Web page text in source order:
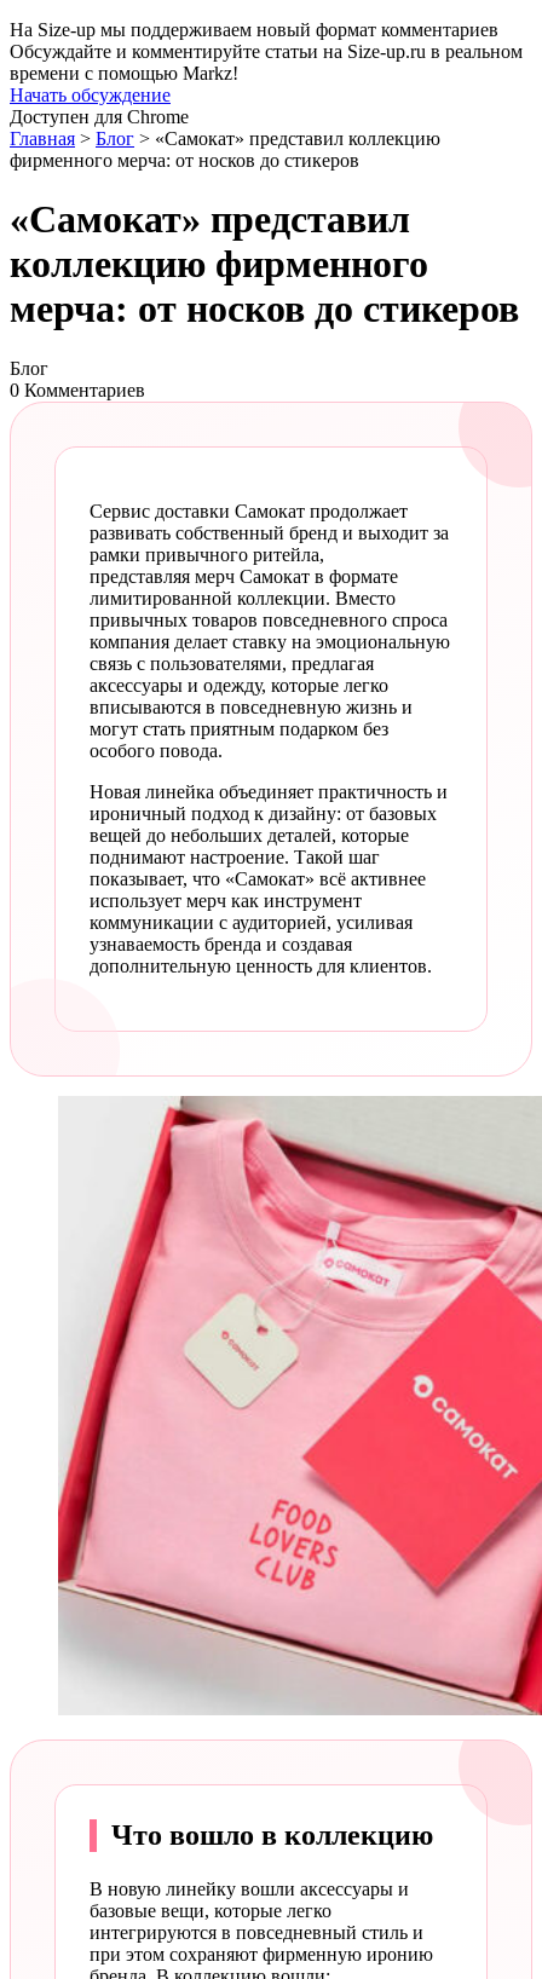
На Size-up мы поддерживаем новый формат комментариев
Обсуждайте и комментируйте статьи на Size-up.ru в реальном
времени с помощью Markz!
Начать обсуждение
Доступен для Chrome
Главная > Блог > «Самокат» представил коллекцию
фирменного мерча: от носков до стикеров
«Самокат» представил
коллекцию фирменного
мерча: от носков до стикеров
Блог
0 Комментариев
Сервис доставки Самокат продолжает
развивать собственный бренд и выходит за
рамки привычного ритейла,
представляя мерч Самокат в формате
лимитированной коллекции. Вместо
привычных товаров повседневного спроса
компания делает ставку на эмоциональную
связь с пользователями, предлагая
аксессуары и одежду, которые легко
вписываются в повседневную жизнь и
могут стать приятным подарком без
особого повода.
Новая линейка объединяет практичность и
ироничный подход к дизайну: от базовых
вещей до небольших деталей, которые
поднимают настроение. Такой шаг
показывает, что «Самокат» всё активнее
использует мерч как инструмент
коммуникации с аудиторией, усиливая
узнаваемость бренда и создавая
дополнительную ценность для клиентов.
Что вошло в коллекцию
В новую линейку вошли аксессуары и
базовые вещи, которые легко
интегрируются в повседневный стиль и
при этом сохраняют фирменную иронию